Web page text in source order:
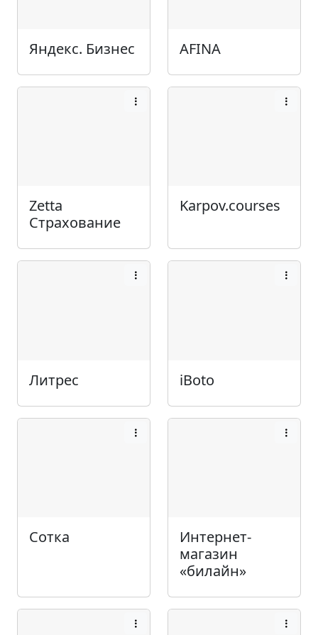
Яндекс. Бизнес AFINA
Zetta
Страхование
Karpov.courses
Литрес iBoto
Сотка
Интернет-
магазин
«билайн»